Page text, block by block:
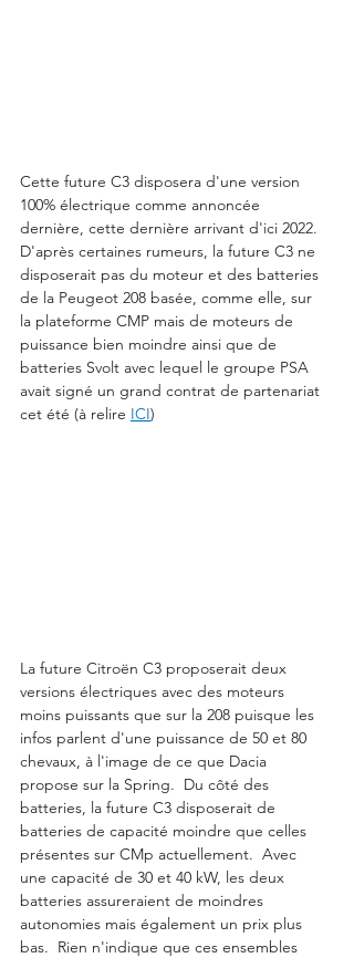
Cette future C3 disposera d'une version
100% électrique comme annoncée
dernière, cette dernière arrivant d'ici 2022.
D'après certaines rumeurs, la future C3 ne
disposerait pas du moteur et des batteries
de la Peugeot 208 basée, comme elle, sur
la plateforme CMP mais de moteurs de
puissance bien moindre ainsi que de
batteries Svolt avec lequel le groupe PSA
avait signé un grand contrat de partenariat
cet été (à relire ICI)
La future Citroën C3 proposerait deux
versions électriques avec des moteurs
moins puissants que sur la 208 puisque les
infos parlent d'une puissance de 50 et 80
chevaux, à l'image de ce que Dacia
propose sur la Spring.  Du côté des
batteries, la future C3 disposerait de
batteries de capacité moindre que celles
présentes sur CMp actuellement.  Avec
une capacité de 30 et 40 kW, les deux
batteries assureraient de moindres
autonomies mais également un prix plus
bas.  Rien n'indique que ces ensembles